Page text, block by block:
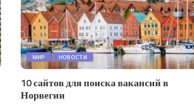
МИР НОВОСТИ
10 сайтов для поиска вакансий в
Норвегии